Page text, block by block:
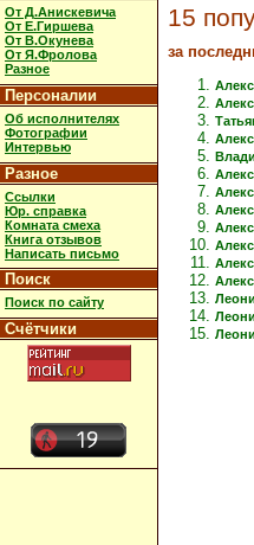
От Д.Анискевича
От Е.Гиршева
От В.Окунева
От Я.Фролова
Разное
Персоналии
Об исполнителях
Фотографии
Интервью
Разное
Ссылки
Юр. справка
Комната смеха
Книга отзывов
Написать письмо
Поиск
Поиск по сайту
Счётчики
15
за